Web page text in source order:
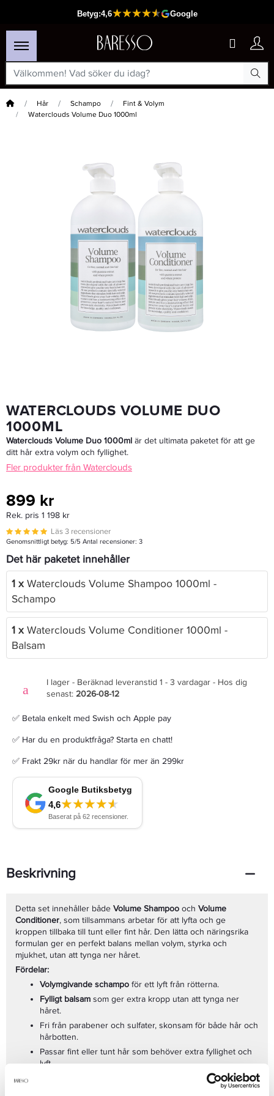
Hem Hår Schampo
Fint & Volym
Waterclouds Volume Duo 1000ml
Waterclouds Fixing Hairspray 250ml - Hårspray
199 kr 169,15 kr
WATERCLOUDS VOLUME DUO
1000ML
Waterclouds Volume Duo 1000ml är det ultimata paketet för att ge
ditt hår extra volym och fyllighet.
Fler produkter från Waterclouds
899 kr
Rek. pris 1 198 kr
Läs 3 recensioner
Genomsnittligt betyg: 5/5 Antal recensioner: 3
Det här paketet innehåller
1 xWaterclouds Volume Shampoo 1000ml -
Schampo
1 xWaterclouds Volume Conditioner 1000ml -
Balsam
I lager - Beräknad leveranstid 1 - 3 vardagar - Hos dig
senast: 2026-08-12
✅ Betala enkelt med Swish och Apple pay
✅ Har du en produktfråga? Starta en chatt!
✅ Frakt 29kr när du handlar för mer än 299kr
Beskrivning
Detta set innehåller både Volume Shampoo och Volume
Conditioner, som tillsammans arbetar för att lyfta och ge
kroppen tillbaka till tunt eller fint hår. Den lätta och näringsrika
formulan ger en perfekt balans mellan volym, styrka och
mjukhet, utan att tynga ner håret.
Fördelar:
Volymgivande schampo för ett lyft från rötterna.
Fylligt balsam som ger extra kropp utan att tynga ner
håret.
Fri från parabener och sulfater, skonsam för både hår och
hårbotten.
Passar fint eller tunt hår som behöver extra fyllighet och
lyft.
på blött hår, massera in och